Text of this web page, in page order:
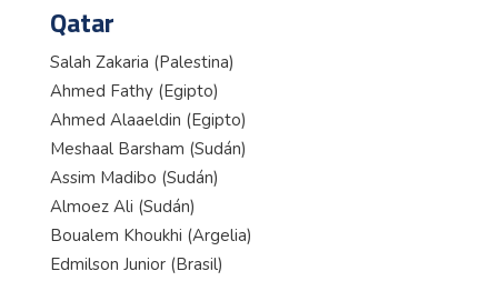
Qatar
Salah Zakaria (Palestina)
Ahmed Fathy (Egipto)
Ahmed Alaaeldin (Egipto)
Meshaal Barsham (Sudán)
Assim Madibo (Sudán)
Almoez Ali (Sudán)
Boualem Khoukhi (Argelia)
Edmilson Junior (Brasil)